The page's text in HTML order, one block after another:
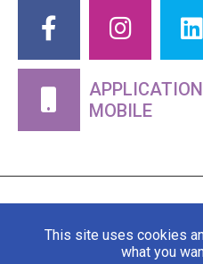
APPLICATION
MOBILE
This site uses cookies
what you